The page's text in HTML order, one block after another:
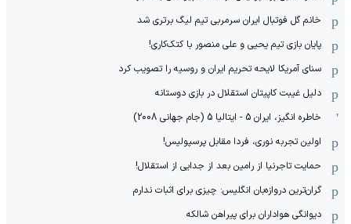
خانم گل فوتبال ایران سرمربی تیم لیگ برتری شد
پایان بازی تیم یحیی و علی منصور با کتک‌کاری!
سنای آمریکا لایحه تحریم ایران و روسیه را تصویب کرد
دلیل غیبت کاپیتان استقلال در بازی دوستانه
خاطره انگیز، ایران 5 - ایتالیا 5 (جام جهانی 2008)
اولین تجربه نوری، فردا مقابل پرسپولیس!
حمایت تاجرنیا از رامین بعد از جدایی از استقلال!
گران‌ترین دروازه‌بان انگلیس: چیزی برای اثبات ندارم
دیوانگی هواداران برای پیراهن شالکه